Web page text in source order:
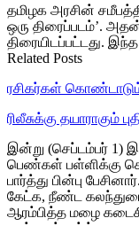
தமிழக அரசின்
ஒரு திரைப்படம்’.
திரையிடப்பட்டது.
Related Posts
ரசிகர்கள் கொண்டாடும்
ரிலீசுக்கு தயாராகும்
இன்று (செப்டம்பர் 1)
பெண்கள் பள்ளிக்கு
பார்த்து பின்பு
கேட்க, நீண்ட
ஆரம்பித்த மழை